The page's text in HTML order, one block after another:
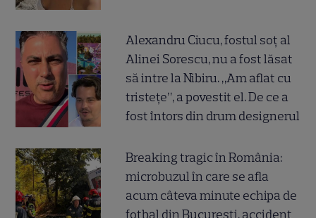
Alexandru Ciucu, fostul soț al
Alinei Sorescu, nu a fost lăsat
să intre la Nibiru. „Am aflat cu
tristețe”, a povestit el. De ce a
fost întors din drum designerul
Breaking tragic în România:
microbuzul în care se afla
acum câteva minute echipa de
fotbal din București, accident